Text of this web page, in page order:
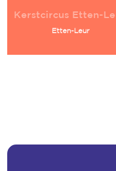
Kerstcircus Etten-
Etten-Leur